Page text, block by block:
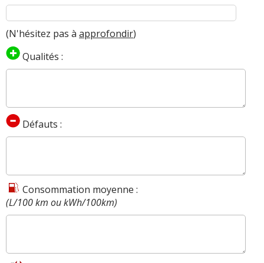
(N'hésitez pas à approfondir)
Qualités :
Défauts :
Consommation moyenne :
(L/100 km ou kWh/100km)